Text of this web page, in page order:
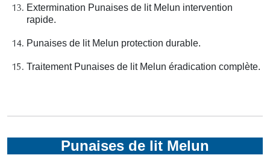
Extermination Punaises de lit Melun intervention
rapide.
Punaises de lit Melun protection durable.
Traitement Punaises de lit Melun éradication complète.
Punaises de lit Melun